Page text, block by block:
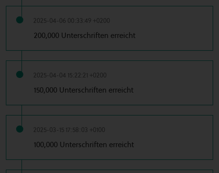
2025-04-06 00:33:49 +0200
200,000 Unterschriften erreicht
2025-04-04 15:22:21 +0200
150,000 Unterschriften erreicht
2025-03-15 17:58:03 +0100
100,000 Unterschriften erreicht